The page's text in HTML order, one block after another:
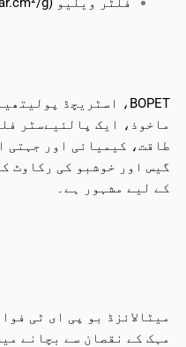
ماخوذ، ایک پالئیےسٹر
طاقت، کیمیائی اور جہتی
گیس اور خوشبو کی رکاوٹ
کے لیے مشہور ہے۔
میٹالائزڈ بو پی ای ٹی
مہک کے نقصان سے بچانے